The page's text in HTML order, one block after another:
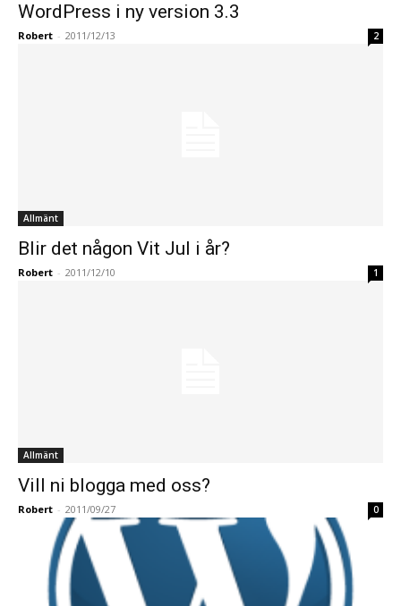
WordPress i ny version 3.3
Robert - 2011/12/13 2
Allmänt
Blir det någon Vit Jul i år?
Robert - 2011/12/10 1
Allmänt
Vill ni blogga med oss?
Robert - 2011/09/27 0